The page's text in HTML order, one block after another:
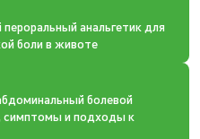
анальгетик для
боли в животе
болевой
симптомы и подходы к